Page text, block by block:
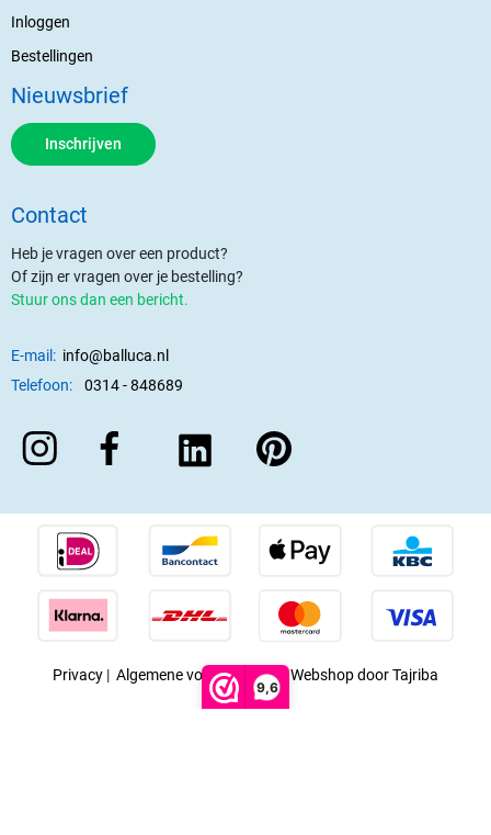
9,6
Inloggen
Bestellingen
Nieuwsbrief
Inschrijven
Contact
Heb je vragen over een product?
Of zijn er vragen over je bestelling?
Stuur ons dan een bericht.
E-mail: info@balluca.nl
Telefoon:
0314 - 848689
Privacy | Algemene voorwaarden|Webshop door Tajriba